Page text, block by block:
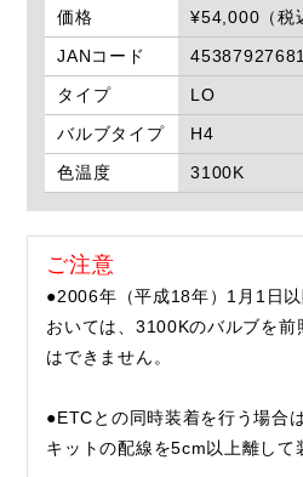
価格
¥54,000（税
JANコード
タイプ
LO
バルブタイプ
H4
色温度
3100K
ご注意
●2006年（平成18年）1月1日
おいては、3100Kのバルブを前
はできません。
●ETCとの同時装着を行う場合
キットの配線を5cm以上離して